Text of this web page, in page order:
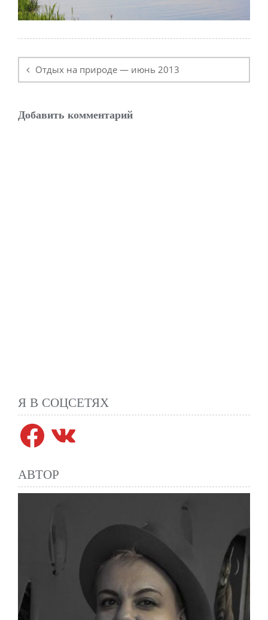
по
записям
Отдых на природе — июнь 2013
Добавить комментарий
Я В СОЦСЕТЯХ
Facebook
АВТОР